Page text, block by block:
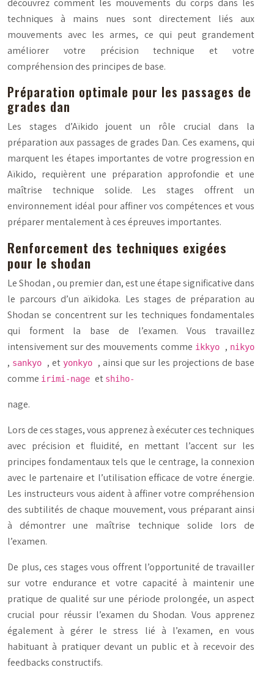
découvrez comment les mouvements du corps dans les
techniques à mains nues sont directement liés aux
mouvements avec les armes, ce qui peut grandement
améliorer votre précision technique et votre
compréhension des principes de base.
Préparation optimale pour les passages de
grades dan
Les stages d’Aïkido jouent un rôle crucial dans la
préparation aux passages de grades Dan. Ces examens, qui
marquent les étapes importantes de votre progression en
Aïkido, requièrent une préparation approfondie et une
maîtrise technique solide. Les stages offrent un
environnement idéal pour affiner vos compétences et vous
préparer mentalement à ces épreuves importantes.
Renforcement des techniques exigées
pour le shodan
LeShodan , ou premier dan, est une étape significative dans
le parcours d’un aïkidoka. Les stages de préparation au
Shodan se concentrent sur les techniques fondamentales
qui forment la base de l’examen. Vous travaillez
intensivement sur des mouvements comme ikkyo , nikyo
, sankyo , et yonkyo , ainsi que sur les projections de base
comme irimi-nage et shiho-
nage.
Lors de ces stages, vous apprenez à exécuter ces techniques
avec précision et fluidité, en mettant l’accent sur les
principes fondamentaux tels que le centrage, la connexion
avec le partenaire et l’utilisation efficace de votre énergie.
Les instructeurs vous aident à affiner votre compréhension
des subtilités de chaque mouvement, vous préparant ainsi
à démontrer une maîtrise technique solide lors de
l’examen.
De plus, ces stages vous offrent l’opportunité de travailler
sur votre endurance et votre capacité à maintenir une
pratique de qualité sur une période prolongée, un aspect
crucial pour réussir l’examen du Shodan. Vous apprenez
également à gérer le stress lié à l’examen, en vous
habituant à pratiquer devant un public et à recevoir des
feedbacks constructifs.